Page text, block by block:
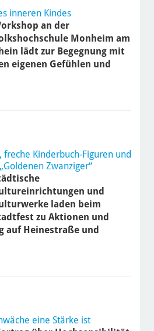
inneren Kindes
an der
Monheim am
lädt zur Begegnung mit
eigenen Gefühlen und
freche Kinderbuch-Figuren und
Zwanziger“
und
laden beim
zu Aktionen und
auf Heinestraße und
eine Stärke ist